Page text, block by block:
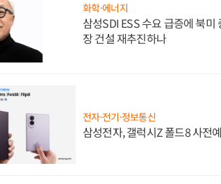
화학·에너지
삼성SDI ESS 수요 급증에 북미
장 건설 재추진하나
전자·전기·정보통신
삼성전자, 갤럭시Z 폴드8 사전